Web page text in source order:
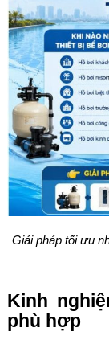
Giải pháp tối ưu
Kinh
phù hợp